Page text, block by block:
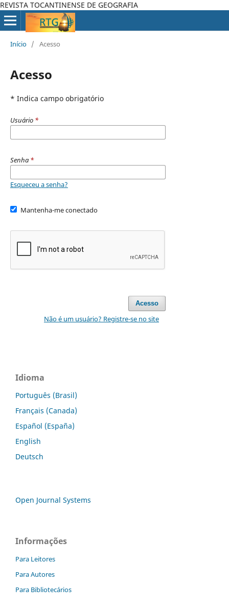
REVISTA TOCANTINENSE DE GEOGRAFIA
Início / Acesso
Acesso
* Indica campo obrigatório
Usuário *
Senha *
Esqueceu a senha?
Mantenha-me conectado
Acesso
Não é um usuário? Registre-se no site
Idioma
Português (Brasil)
Français (Canada)
Español (España)
English
Deutsch
Open Journal Systems
Informações
Para Leitores
Para Autores
Para Bibliotecários